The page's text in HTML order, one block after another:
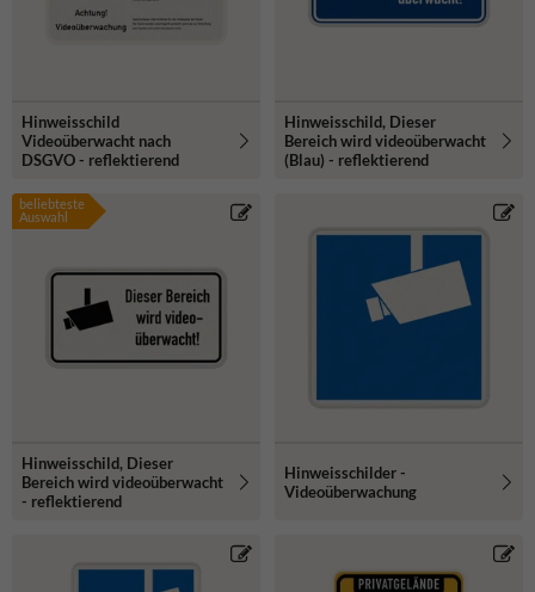
Hinweisschild
Videoüberwacht nach
DSGVO - reflektierend
Hinweisschild, Dieser
Bereich wird videoüberwacht
(Blau) - reflektierend
beliebteste
Auswahl
Hinweisschild, Dieser
Bereich wird videoüberwacht
- reflektierend
Hinweisschilder -
Videoüberwachung